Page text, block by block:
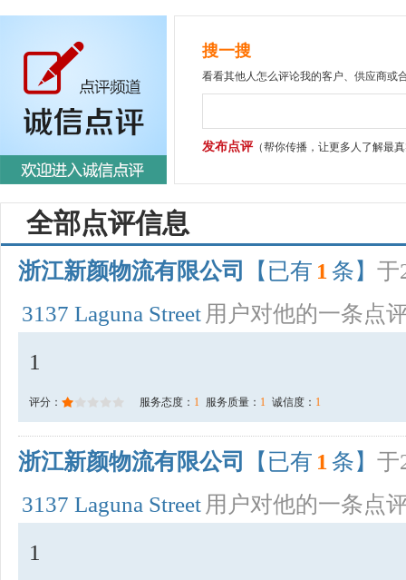
搜一搜
看看其他人怎么评论我的客户、供应商或
发布点评（帮你传播，让更多人了解最
全部点评信息
浙江新颜物流有限公司 【已有 1 条】 于
3137 Laguna Street 用户对他的一条点
1
评分： 服务态度： 1 服务质量： 1 诚信度： 1
浙江新颜物流有限公司 【已有 1 条】 于
3137 Laguna Street 用户对他的一条点
1